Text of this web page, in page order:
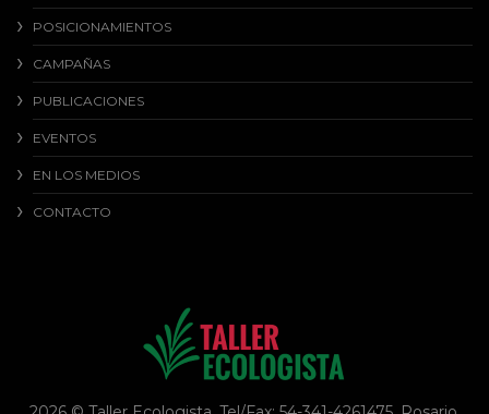
POSICIONAMIENTOS
CAMPAÑAS
PUBLICACIONES
EVENTOS
EN LOS MEDIOS
CONTACTO